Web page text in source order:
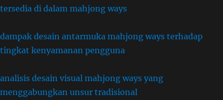
tersedia di dalam mahjong ways
dampak desain antarmuka mahjong ways terhadap
tingkat kenyamanan pengguna
analisis desain visual mahjong ways yang
menggabungkan unsur tradisional